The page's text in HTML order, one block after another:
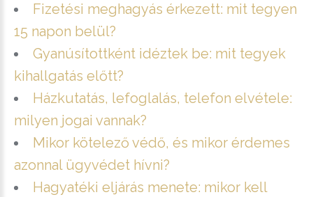
Fizetési meghagyás érkezett: mit tegyen
15 napon belül?
Gyanúsítottként idéztek be: mit tegyek
kihallgatás előtt?
Házkutatás, lefoglalás, telefon elvétele:
milyen jogai vannak?
Mikor kötelező védő, és mikor érdemes
azonnal ügyvédet hívni?
Hagyatéki eljárás menete: mikor kell